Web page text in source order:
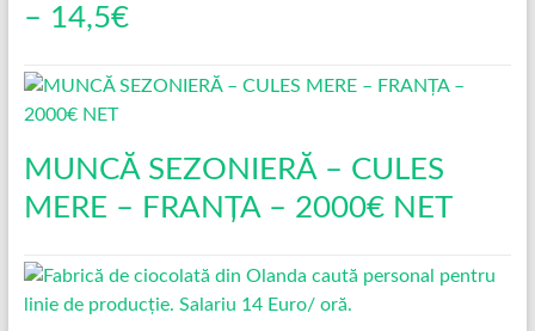
– 14,5€
MUNCĂ SEZONIERĂ – CULES
MERE – FRANȚA – 2000€ NET